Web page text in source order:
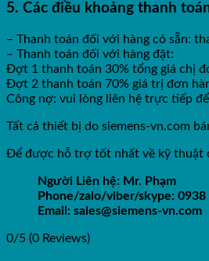
5. Các điều khoảng thanh
– Thanh toán đối với hàng có sẵn:
– Thanh toán đối với hàng đặt:
Đợt 1 thanh toán 30% tổng giá chị
Đợt 2 thanh toán 70% giá trị đơn
Công nợ: vui lòng liên hệ trực tiếp
Tất cả thiết bị do siemens-vn.com
Để được hỗ trợ tốt nhất về kỹ thuật
Người Liên hệ: Mr. Phạm
Phone/zalo/viber/skype: 0938
Email: sales@siemens-vn.com
0/5 (0 Reviews)